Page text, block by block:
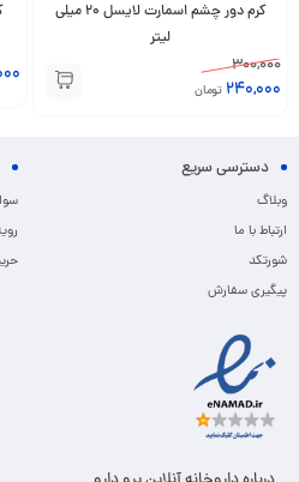
کرم دور چشم اسمارت لایسل 20 میلی
لیتر
300,000
240,000 تومان
دسترسی سریع
وبلاگ
ارتباط با ما
شورتکد
پیگیری سفارش